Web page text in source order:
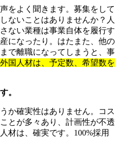
をよく聞きます。募集をして
ないことはありませんか？人
ない業種は事業自体を履行す
になったり。はたまた、他の
で離職になってしまうと、事
外国人材は、予定数、希望数を
。
か確実性はありません。コス
とが多々あり、計画性が不透
材は、確実です。100%採用